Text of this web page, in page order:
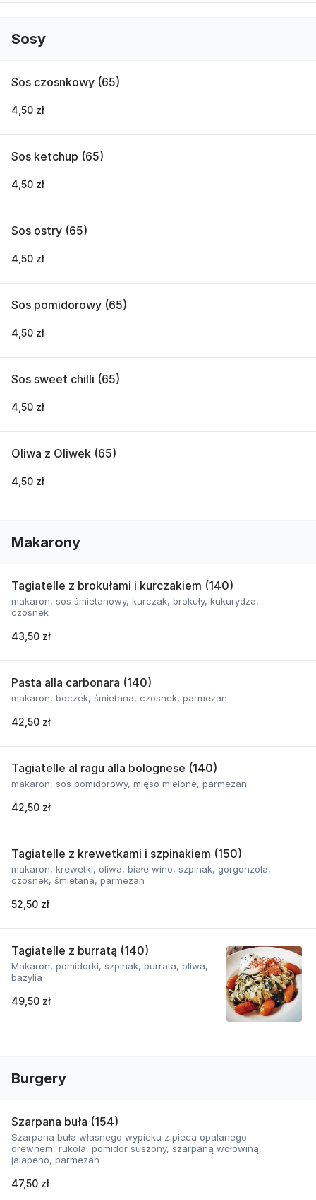
Sosy
Sos czosnkowy (65)
4,50 zł
Sos ketchup (65)
4,50 zł
Sos ostry (65)
4,50 zł
Sos pomidorowy (65)
4,50 zł
Sos sweet chilli (65)
4,50 zł
Oliwa z Oliwek (65)
4,50 zł
Makarony
Tagiatelle z brokułami i kurczakiem (140)
makaron, sos śmietanowy, kurczak, brokuły, kukurydza,
czosnek
43,50 zł
Pasta alla carbonara (140)
makaron, boczek, śmietana, czosnek, parmezan
42,50 zł
Tagiatelle al ragu alla bolognese (140)
makaron, sos pomidorowy, mięso mielone, parmezan
42,50 zł
Tagiatelle z krewetkami i szpinakiem (150)
makaron, krewetki, oliwa, białe wino, szpinak, gorgonzola,
czosnek, śmietana, parmezan
52,50 zł
Tagiatelle z burratą (140)
Makaron, pomidorki, szpinak, burrata, oliwa,
bazylia
49,50 zł
Burgery
Szarpana buła (154)
Szarpana buła własnego wypieku z pieca opalanego
drewnem, rukola, pomidor suszony, szarpaną wołowiną,
jalapeno, parmezan
47,50 zł